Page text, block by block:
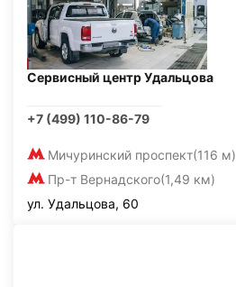
Сервисный центр Удальцова
+7 (499) 110-86-79
Мичуринский проспект(116 м)
Пр-т Вернадского(1,49 км)
ул. Удальцова, 60